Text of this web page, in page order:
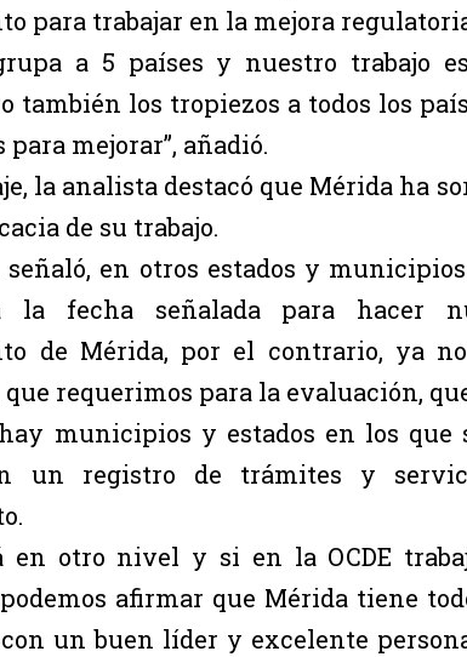
para trabajar en la mejora
a 5 países y nuestro trabajo
también los tropiezos a todos los
para mejorar”, añadió.
la analista destacó que Mérida ha
de su trabajo.
señaló, en otros estados y
la fecha señalada para hacer
de Mérida, por el contrario, ya
requerimos para la evaluación,
municipios y estados en los que
un registro de trámites y
en otro nivel y si en la OCDE
afirmar que Mérida tiene
un buen líder y excelente